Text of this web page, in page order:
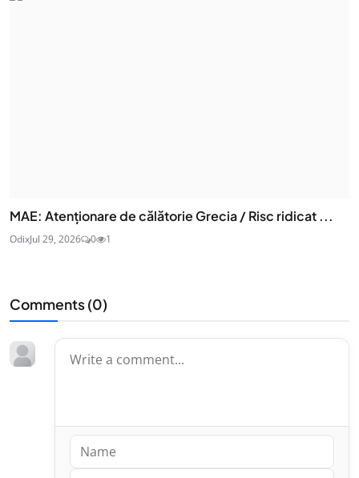
MAE: Atenţionare de călătorie Grecia / Risc ridicat ...
OdixJul 29, 2026 0 1
Comments (0)